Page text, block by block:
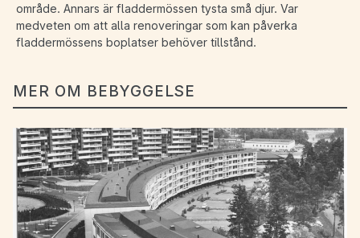
område. Annars är fladdermössen tysta små djur. Var
medveten om att alla renoveringar som kan påverka
fladdermössens boplatser behöver tillstånd.
MER OM BEBYGGELSE